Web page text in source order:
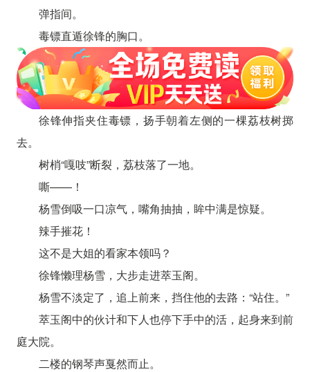
弹指间。
毒镖直遁徐锋的胸口。
徐锋伸指夹住毒镖，扬手朝着左侧的一棵荔枝树掷
去。
树梢“嘎吱”断裂，荔枝落了一地。
嘶——！
杨雪倒吸一口凉气，嘴角抽抽，眸中满是惊疑。
辣手摧花！
这不是大姐的看家本领吗？
徐锋懒理杨雪，大步走进萃玉阁。
杨雪不淡定了，追上前来，挡住他的去路：“站住。”
萃玉阁中的伙计和下人也停下手中的活，起身来到前
庭大院。
二楼的钢琴声戛然而止。